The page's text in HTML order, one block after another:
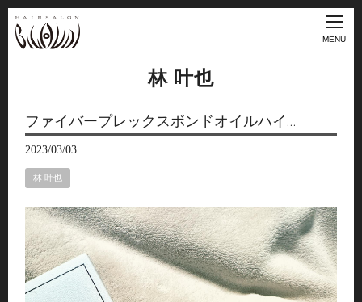
MENU
林 叶也
ファイバープレックスボンドオイルハイ…
2023/03/03
林 叶也